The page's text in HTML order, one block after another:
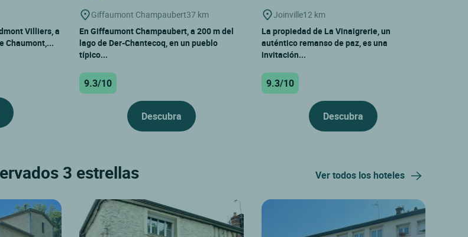
Villiers, a
Chaumont,...
Giffaumont Champaubert37 km
En Giffaumont Champaubert, a 200 m del
lago de Der-Chantecoq, en un pueblo
típico...
9.3/10
Descubra
Joinville12 km
La propiedad de La Vinaigrerie, un
auténtico remanso de paz, es una
invitación...
9.3/10
Descubra
3 estrellas Ver todos los hoteles